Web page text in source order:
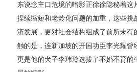
东说念主口危境的暗影正徐徐隐秘着这
捏续缩短和老龄化问题的加重，这些挑
济发展，更对社会结构组成了前所未有
触的是，连新加坡的开国功臣李光耀曾
更是他的犬子李玮玲选拔了不婚不育的